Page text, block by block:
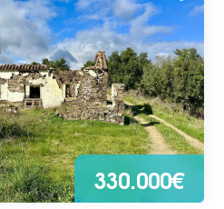
330.000€